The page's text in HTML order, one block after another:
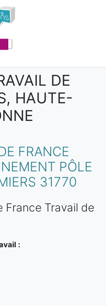
DE
HAUTE-
FRANCE
PÔLE
31770
France Travail de
: